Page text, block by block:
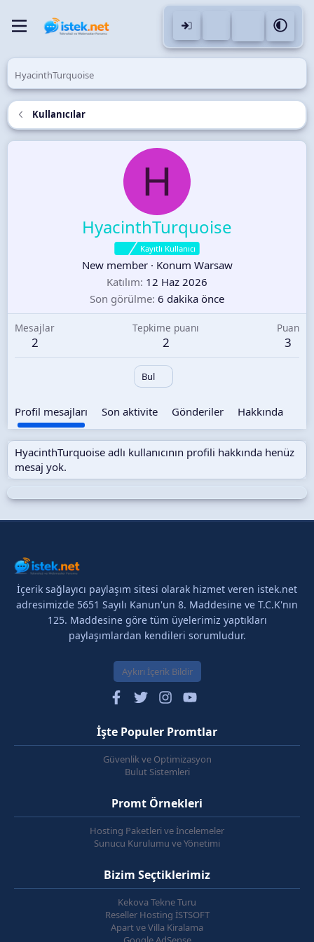
HyacinthTurquoise
Kullanıcılar
H
HyacinthTurquoise
Kayıtlı Kullanıcı
New member · Konum Warsaw
Katılım 12 Haz 2026
Son görülme 6 dakika önce
Mesajlar
2
Tepkime puanı
2
Puan
3
Bul
Profil mesajları Son aktivite Gönderiler Hakkında
HyacinthTurquoise adlı kullanıcının profili hakkında henüz
mesaj yok.
İçerik sağlayıcı paylaşım sitesi olarak hizmet veren istek.net
adresimizde 5651 Sayılı Kanun'un 8. Maddesine ve T.C.K'nın
125. Maddesine göre tüm üyelerimiz yaptıkları
paylaşımlardan kendileri sorumludur.
Aykırı İçerik Bildir
İşte Populer Promtlar
Güvenlik ve Optimizasyon
Bulut Sistemleri
Promt Örnekleri
Hosting Paketleri ve İncelemeler
Sunucu Kurulumu ve Yönetimi
Bizim Seçtiklerimiz
Kekova Tekne Turu
Reseller Hosting İSTSOFT
Apart ve Villa Kiralama